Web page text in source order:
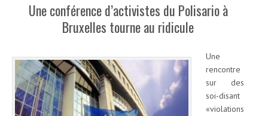
Une conférence d’activistes du Polisario à
Bruxelles tourne au ridicule
Une
rencontre
sur des
soi-disant
«violations